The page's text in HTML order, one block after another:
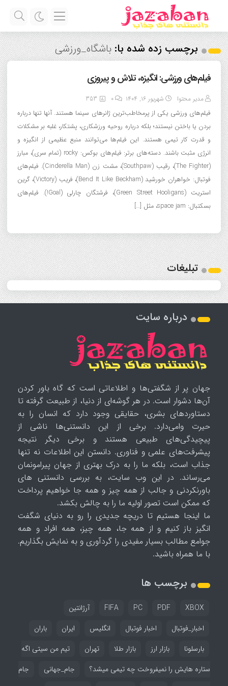
برچسب زده شده با:باشگاه_ورزشی
فیلم‌های ورزشی: انگیزه، تلاش و پیروزی
مدیر محتوا شهریور ۱۶, ۱۴۰۴ 0
353
فیلم‌های ورزشی یکی از پرمخاطب‌ترین ژانرهای سینما هستند. آنها تنها درباره
بردن یا باختن نیستند؛ بلکه درباره روحیه ورزشکاری، پشتکار، غلبه بر مشکلات
و قدرت کار تیمی هستند. این فیلم‌ها می‌توانند منبع عظیمی از انگیزه و
انرژی مثبت باشند. دسته‌های برتر: فیلم‌های بوکس: rocky (تمام سری)، مبارز
(The Fighter)، رقیب (Southpaw)، مشت زن (Cinderella Man). فیلم‌های
فوتبال: خواهران خورشید (Bend It Like Beckham)، فریب (Victory)، گرین
استریت (Green Street Hooligans)، فرشتگان چارلی (Goal!). فیلم‌های
بسکتبال: space jam، مثل […]
تبلیغات
درباره سایت
جهان پر از شگفتی‌ها و اطلاعاتی است که گاه باور کردن
آن‌ها دشوار است. در هر گوشه‌ای از دنیا، از طبیعت گرفته تا
دستاوردهای بشری، حقایقی وجود دارد که انسان را به
حیرت وامی‌دارد. برخی از این دانستنی‌ها ناشی از
پیچیدگی‌های طبیعی هستند و برخی دیگر نتیجه
پیشرفت‌های علمی و فناوری. دانستن این اطلاعات نه تنها
جذاب است، بلکه ما را به درک بهتری از جهان پیرامونمان
می‌رساند. در این وب سایت، به بررسی دانستنی های
باورنکردنی و جالب از همه چیز و همه جا خواهیم پرداخت
که ممکن است تصور اولیه ما را به چالش بکشد.
ما اینجا هستیم تا دریچه جدیدی را رو به دنیای شگفت
انگیز باز کنیم و از همه جا، همه چیز، همه افراد و همه
جوامع مطالب بسیار مفیدی را گردآوری و به نمایش بگذاریم.
با ما همراه باشید.
برچسب ها
FIFA PC PDF XBOX
آرژانتین
اخبار_فوتبال
اخبار فوتبال انگلیس ایران
باران
بارسلونا
بازار ارز بازار طلا تهران
تیم من سیتی اگه
ستاره هایش را نمیفروخت چه تیمی میشد؟
جام_جهانی
جام